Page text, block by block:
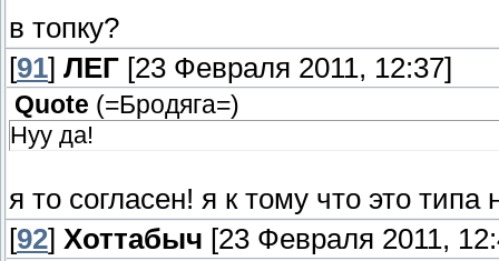
в топку?
[91] ЛЕГ [23 Февраля 2011, 12:37]
Quote (=Бродяга=)
Нуу да!
я то согласен! я к тому что это
[92] Хоттабыч [23 Февраля 2011,